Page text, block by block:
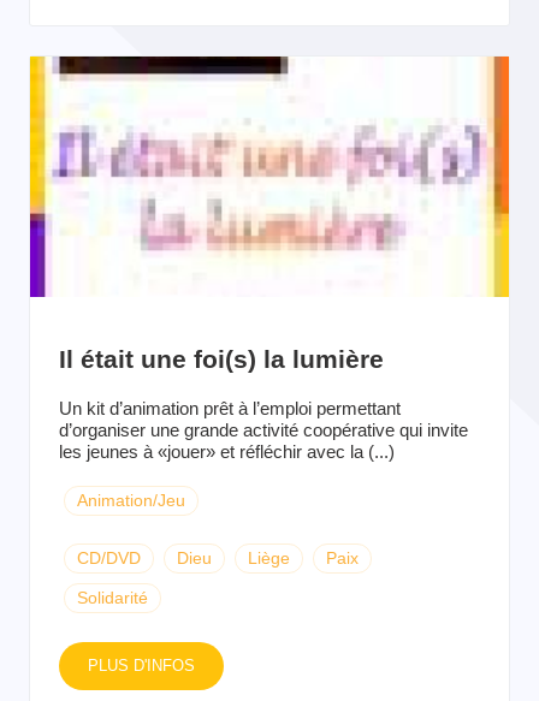
Il était une foi(s) la lumière
Un kit d’animation prêt à l’emploi permettant
d’organiser une grande activité coopérative qui invite
les jeunes à «jouer» et réfléchir avec la (...)
Animation/Jeu
CD/DVD Dieu Liège Paix
Solidarité
PLUS D'INFOS